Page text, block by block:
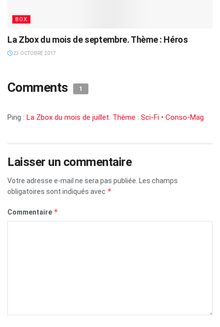
BOX
La Zbox du mois de septembre. Thème : Héros
23 OCTOBRE 2017
Comments 1
Ping : La Zbox du mois de juillet. Thème : Sci-Fi • Conso-Mag
Laisser un commentaire
Votre adresse e-mail ne sera pas publiée. Les champs
obligatoires sont indiqués avec *
Commentaire *